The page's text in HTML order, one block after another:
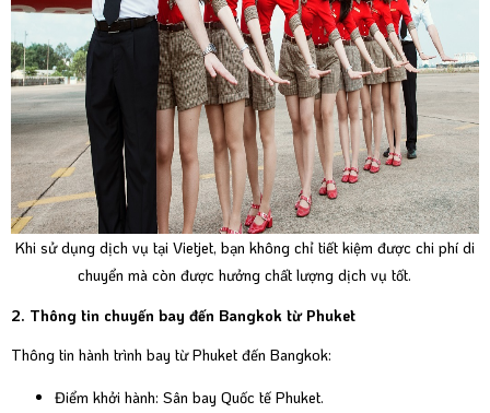
Khi sử dụng dịch vụ tại Vietjet, bạn không chỉ tiết kiệm được chi phí di
chuyển mà còn được hưởng chất lượng dịch vụ tốt.
2. Thông tin chuyến bay đến Bangkok từ Phuket
Thông tin hành trình bay từ Phuket đến Bangkok:
Điểm khởi hành: Sân bay Quốc tế Phuket.